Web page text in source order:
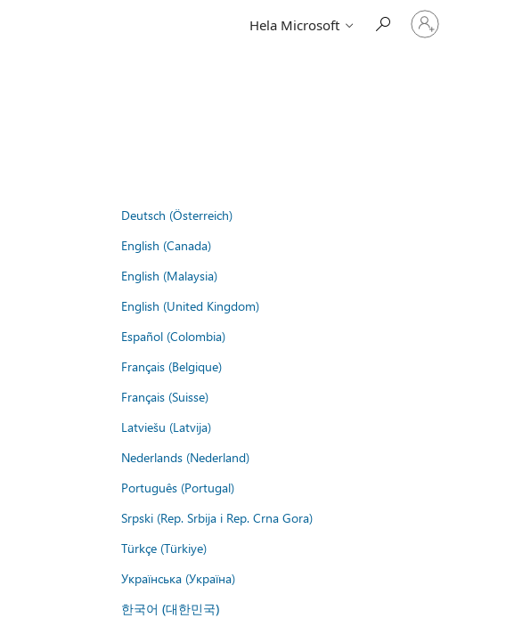
Hela Microsoft
Logga
in
Deutsch (Österreich)
English (Canada)
English (Malaysia)
English (United Kingdom)
Español (Colombia)
Français (Belgique)
Français (Suisse)
Latviešu (Latvija)
Nederlands (Nederland)
Português (Portugal)
Srpski (Rep. Srbija i Rep. Crna Gora)
Türkçe (Türkiye)
Українська (Україна)
한국어 (대한민국)